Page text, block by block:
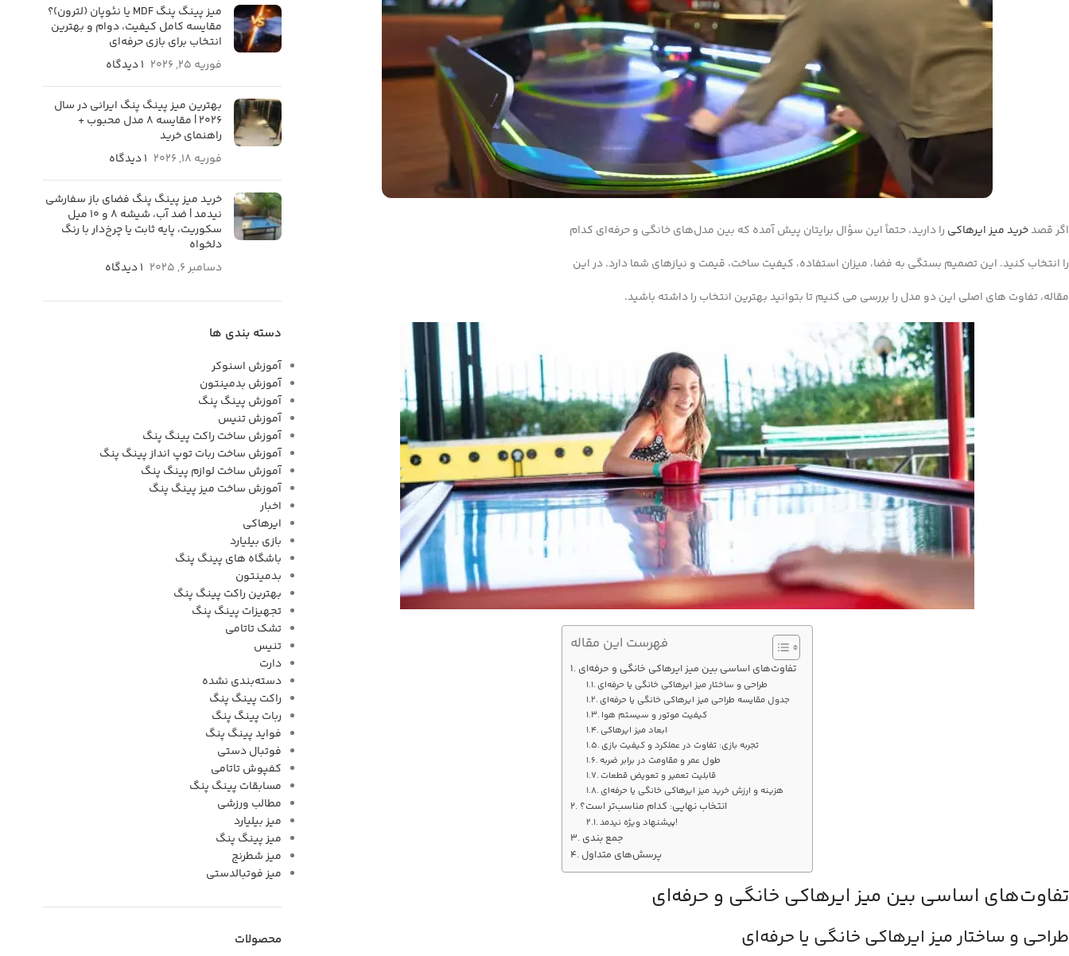
اگر قصدخرید میز ایرهاکی را دارید، حتماً این سؤال برایتان پیش آمده که بین مدل‌های خانگی و حرفه‌ای کدام
را انتخاب کنید. این تصمیم بستگی به فضا، میزان استفاده، کیفیت ساخت، قیمت و نیازهای شما دارد. در این
مقاله، تفاوت‌ های اصلی این دو مدل را بررسی می‌ کنیم تا بتوانید بهترین انتخاب را داشته باشید.
فهرست این مقاله
تفاوت‌های اساسی بین میز ایرهاکی خانگی و حرفه‌ای
طراحی و ساختار میز ایرهاکی خانگی یا حرفه‌ای
جدول مقایسه طراحی میز ایرهاکی خانگی یا حرفه‌ای
کیفیت موتور و سیستم هوا
ابعاد میز ایرهاکی
تجربه بازی: تفاوت در عملکرد و کیفیت بازی
طول عمر و مقاومت در برابر ضربه
قابلیت تعمیر و تعویض قطعات
هزینه و ارزش خرید میز ایرهاکی خانگی یا حرفه‌ای
انتخاب نهایی: کدام مناسب‌تر است؟
پیشنهاد ویژه نیدمد!
جمع‌ بندی
پرسش‌های متداول
تفاوت‌های اساسی بین میز ایرهاکی خانگی و حرفه‌ای
طراحی و ساختار میز ایرهاکی خانگی یا حرفه‌ای
میز پینگ پنگ MDF یا نئوپان (لترون)؟
مقایسه کامل کیفیت، دوام و بهترین
انتخاب برای بازی حرفه‌ای
فوریه 25, 2026
۱ دیدگاه
بهترین میز پینگ پنگ ایرانی در سال
۲۰۲۶ | مقایسه ۸ مدل محبوب +
راهنمای خرید
فوریه 18, 2026
۱ دیدگاه
خرید میز پینگ پنگ فضای باز سفارشی
نیدمد | ضد آب، شیشه ۸ و ۱۰ میل
سکوریت، پایه ثابت یا چرخ‌دار با رنگ
دلخواه
دسامبر 6, 2025
۱ دیدگاه
دسته بندی ها
آموزش اسنوکر
آموزش بدمینتون
آموزش پینگ پنگ
آموزش تنیس
آموزش ساخت راکت پینگ پنگ
آموزش ساخت ربات توپ انداز پینگ پنگ
آموزش ساخت لوازم پینگ پنگ
آموزش ساخت میز پینگ پنگ
اخبار
ایرهاکی
بازی بیلیارد
باشگاه های پینگ پنگ
بدمینتون
بهترین راکت پینگ پنگ
تجهیزات پینگ پنگ
تشک تاتامی
تنیس
دارت
دسته‌بندی نشده
راکت پینگ پنگ
ربات پینگ پنگ
فواید پینگ پنگ
فوتبال دستی
کفپوش تاتامی
مسابقات پینگ پنگ
مطالب ورزشی
میز بیلیارد
میز پینگ پنگ
میز شطرنج
میز فوتبالدستی
محصولات